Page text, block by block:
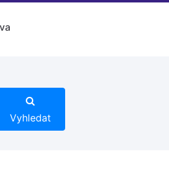
Vyhledat